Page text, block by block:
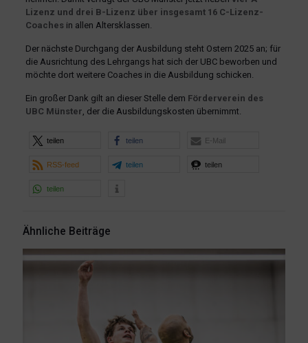
Lizenz und drei B-Lizenz über insgesamt 16 C-Lizenz-
Coaches in allen Altersklassen.
Der nächste Durchgang der Ausbildung steht Ostern 2025 an; für
die Ausrichtung des Lehrgangs hat sich der UBC beworben und
möchte dort weitere Coaches in die Ausbildung schicken.
Ein großer Dank gilt an dieser Stelle dem Förderverein des
UBC Münster , der die Ausbildungskosten übernimmt.
teilen teilen E-Mail
RSS-feed teilen teilen
teilen
Ähnliche Beiträge